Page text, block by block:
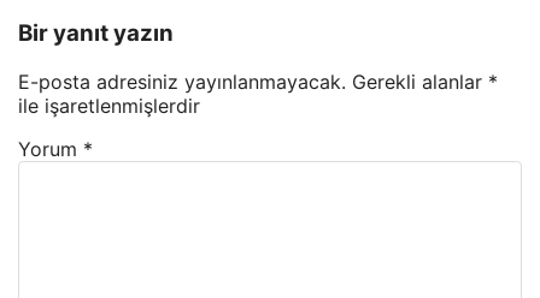
Bir yanıt yazın
E-posta adresiniz yayınlanmayacak. Gerekli alanlar *
ile işaretlenmişlerdir
Yorum *